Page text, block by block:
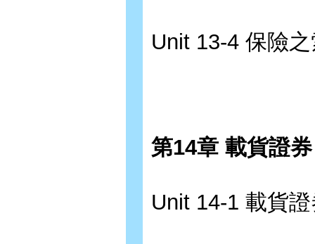
Unit 13-4 保險
第14章 載貨證券
Unit 14-1 載貨